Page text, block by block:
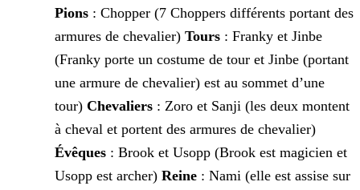
Pions : Chopper (7 Choppers différents portant des
armures de chevalier) Tours : Franky et Jinbe
(Franky porte un costume de tour et Jinbe (portant
une armure de chevalier) est au sommet d’une
tour) Chevaliers : Zoro et Sanji (les deux montent
à cheval et portent des armures de chevalier)
Évêques : Brook et Usopp (Brook est magicien et
Usopp est archer) Reine : Nami (elle est assise sur